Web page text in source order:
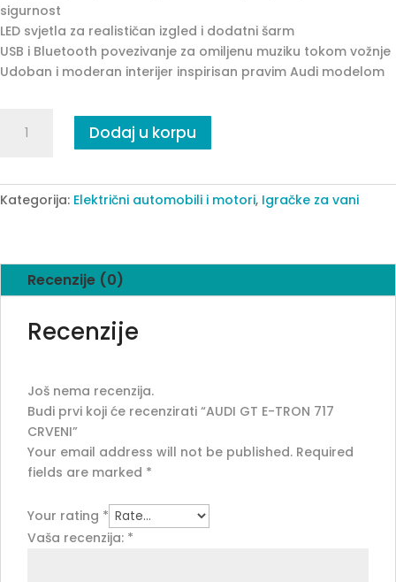
sigurnost
LED svjetla za realističan izgled i dodatni šarm
USB i Bluetooth povezivanje za omiljenu muziku tokom vožnje
Udoban i moderan interijer inspirisan pravim Audi modelom
717
Dodaj u korpu
Kategorija: Električni automobili i motori, Igračke za vani
Recenzije (0)
Recenzije
Još nema recenzija.
Budi prvi koji će recenzirati “AUDI GT E-TRON 717
CRVENI”
Your email address will not be published. Required
fields are marked *
Your rating *
Vaša recenzija: *